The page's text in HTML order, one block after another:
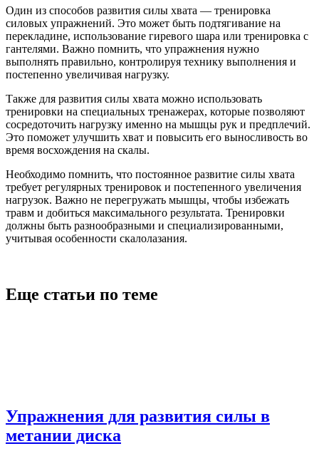
Один из способов развития силы хвата — тренировка
силовых упражнений. Это может быть подтягивание на
перекладине, использование гиревого шара или тренировка с
гантелями. Важно помнить, что упражнения нужно
выполнять правильно, контролируя технику выполнения и
постепенно увеличивая нагрузку.
Также для развития силы хвата можно использовать
тренировки на специальных тренажерах, которые позволяют
сосредоточить нагрузку именно на мышцы рук и предплечий.
Это поможет улучшить хват и повысить его выносливость во
время восхождения на скалы.
Необходимо помнить, что постоянное развитие силы хвата
требует регулярных тренировок и постепенного увеличения
нагрузок. Важно не перегружать мышцы, чтобы избежать
травм и добиться максимального результата. Тренировки
должны быть разнообразными и специализированными,
учитывая особенности скалолазания.
Еще статьи по теме
Упражнения для развития силы в
метании диска